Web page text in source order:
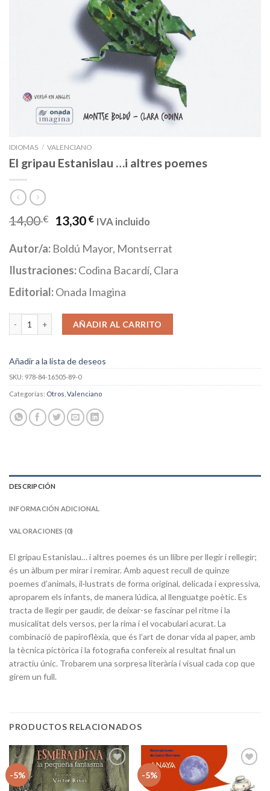
IDIOMAS / VALENCIANO
El gripau Estanislau …i altres poemes
14,00€ 13,30€ IVA incluido
Autor/a: Boldú Mayor, Montserrat
Ilustraciones:Codina Bacardí, Clara
Editorial:Onada Imagina
El gripau Estanislau …i altres poemes cantidad
AÑADIR AL CARRITO
Añadir a la lista de deseos
SKU: 978-84-16505-89-0
Categorías: Otros Valenciano
DESCRIPCIÓN
INFORMACIÓN ADICIONAL
VALORACIONES (0)
El gripau Estanislau… i altres poemes és un llibre per llegir i rellegir;
és un àlbum per mirar i remirar. Amb aquest recull de quinze
poemes d’animals, il·lustrats de forma original, delicada i expressiva,
aproparem els infants, de manera lúdica, al llenguatge poètic. Es
tracta de llegir per gaudir, de deixar-se fascinar pel ritme i la
musicalitat dels versos, per la rima i el vocabulari acurat. La
combinació de papiroflèxia, que és l’art de donar vida al paper, amb
la tècnica pictòrica i la fotografia confereix al resultat final un
atractiu únic. Trobarem una sorpresa literària i visual cada cop que
girem un full.
PRODUCTOS RELACIONADOS
-5%
Añadir
a la
lista
-5%
a la
lista